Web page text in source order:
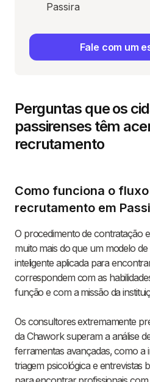
Perguntas que os
passirenses têm
recrutamento
Como funciona o
recrutamento em
O procedimento de contratação
muito mais do que um modelo
inteligente aplicada para
correspondem com as
função e com a missão da
Os consultores extremamente
da Chawork superam a análise
ferramentas avançadas, como a
triagem psicológica e entrevistas
Passira
Fale com um